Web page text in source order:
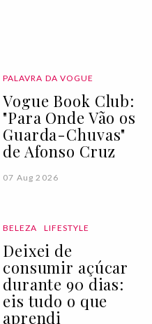
PALAVRA DA VOGUE
Vogue Book Club:
"Para Onde Vão os
Guarda-Chuvas"
de Afonso Cruz
07 Aug 2026
BELEZA LIFESTYLE
Deixei de
consumir açúcar
durante 90 dias:
eis tudo o que
aprendi